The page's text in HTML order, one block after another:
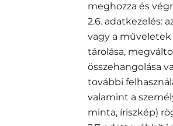
meghozza és
2.6. adatkezelés:
vagy a műveletek
tárolása,
összehangolása
további
valamint a
minta, íriszkép)